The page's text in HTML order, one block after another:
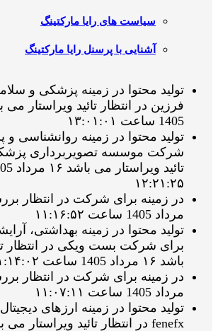
سیاست های رایا مارکتینگ
آشنایی با پرسنل رایا مارکتینگ
تولید محتوا در زمینه پزشکی و
1405 ساعت ۱۳:۰۱:۰۱
تولید محتوا در زمینه روانشناسی
شرکت موسسه تصویربرداری پزشکی
۱۲:۲۱:۲۵
مرداد 1405 ساعت ۱۱:۱۶:۵۲
تولید محتوا در زمینه بهداشتی،
برای شرکت بست ویکی در انتظار
باشد ۱۶ مرداد 1405 ساعت ۱۱:۱۴:۰۲
مرداد 1405 ساعت ۱۱:۰۷:۱۱
تولید محتوا در زمینه ارزهای